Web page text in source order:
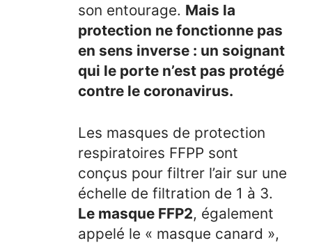
son entourage. Mais la
protection ne fonctionne pas
en sens inverse : un soignant
qui le porte n’est pas protégé
contre le coronavirus.
Les masques de protection
respiratoires FFPP sont
conçus pour filtrer l’air sur une
échelle de filtration de 1 à 3.
Le masque FFP2, également
appelé le « masque canard »,